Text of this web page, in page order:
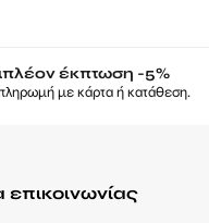
έκπτωση -5%
με κάρτα ή κατάθεση.
επικοινωνίας